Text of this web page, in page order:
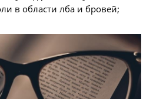
в области лба и бровей;